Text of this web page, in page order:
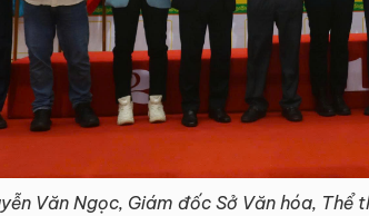
Văn Ngọc, Giám đốc Sở Văn hóa, Thể